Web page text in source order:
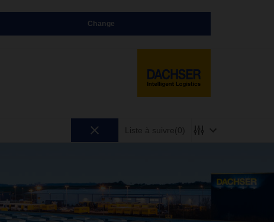
Change
Liste à suivre(0)